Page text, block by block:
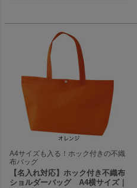
A4サイズも入る！ホック付きの不織
布バッグ
【名入れ対応】ホック付き不織布
ショルダーバッグ A4横サイズ｜